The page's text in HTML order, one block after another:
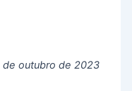
de outubro de 2023